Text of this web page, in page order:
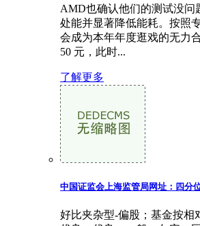
AMD也确认他们的测试没问
处能并显著降低能耗。按照
会成为本年年度逛戏的无力
50 元，此时...
了解更多
中国证监会上海监管局网址：四分
好比夹杂型-偏股；基金按相